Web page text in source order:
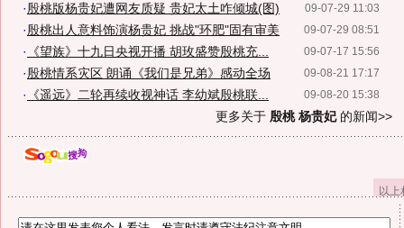
09-07-29 11:03
·殷桃版杨贵妃遭网友质疑 贵妃太土咋倾城(图)
09-07-29 08:51
·殷桃出人意料饰演杨贵妃 挑战"环肥"固有审美
09-07-17 15:56
· 《望族》十九日央视开播 胡玫盛赞殷桃充...
09-08-21 17:17
·殷桃情系灾区 朗诵《我们是兄弟》感动全场
09-08-20 15:38
·
《遥远》二轮再续收视神话 李幼斌殷桃联...
更多关于 殷桃 杨贵妃的新闻>>
以